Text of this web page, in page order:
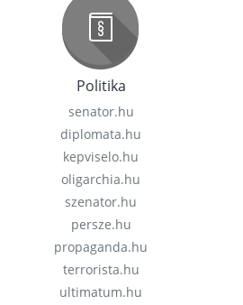
Politika
senator.hu
diplomata.hu
kepviselo.hu
oligarchia.hu
szenator.hu
persze.hu
propaganda.hu
terrorista.hu
ultimatum.hu